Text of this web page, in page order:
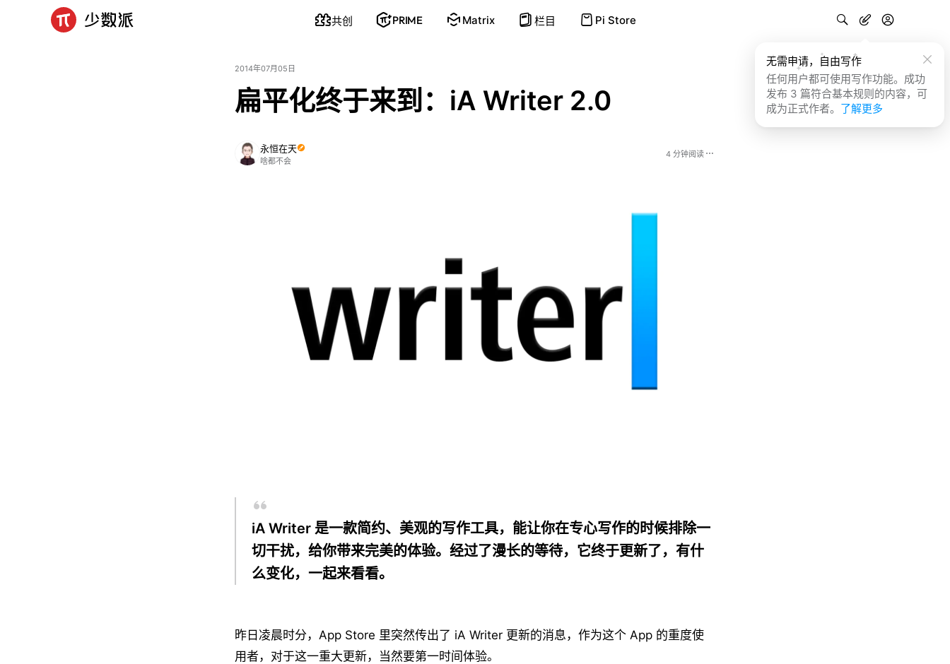
共创 PRIME Matrix 栏目 Pi Store
无需申请，自由写作
任何用户都可使用写作功能。成功
发布 3 篇符合基本规则的内容，可
成为正式作者。 了解更多
2014年07月05日
扁平化终于来到：iA Writer 2.0
永恒在天
啥都不会
4 分钟阅读
iA Writer 是一款简约、美观的写作工具，能让你在专心写作的时候排除一
切干扰，给你带来完美的体验。经过了漫长的等待，它终于更新了，有什
么变化，一起来看看。
昨日凌晨时分，App Store 里突然传出了 iA Writer 更新的消息，作为这个 App 的重度使
用者，对于这一重大更新，当然要第一时间体验。